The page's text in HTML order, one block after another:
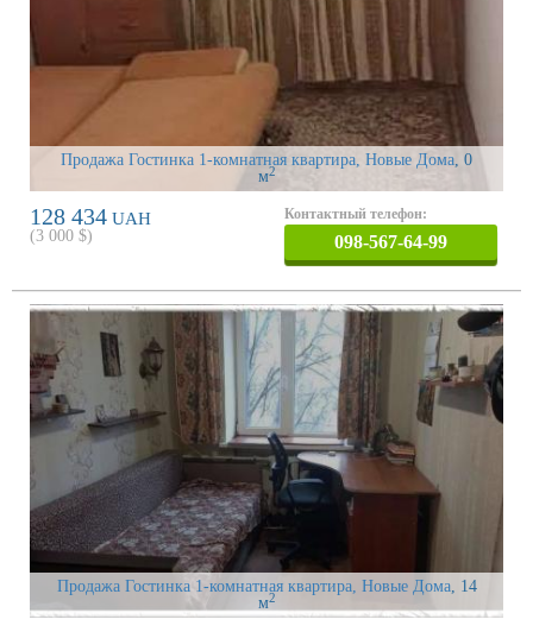
Продажа Гостинка 1-комнатная квартира, Новые Дома, 0
м2
128 434 UAH
(3 000 $)
Контактный телефон:
098-567-64-99
Продажа Гостинка 1-комнатная квартира, Новые Дома, 14
м2